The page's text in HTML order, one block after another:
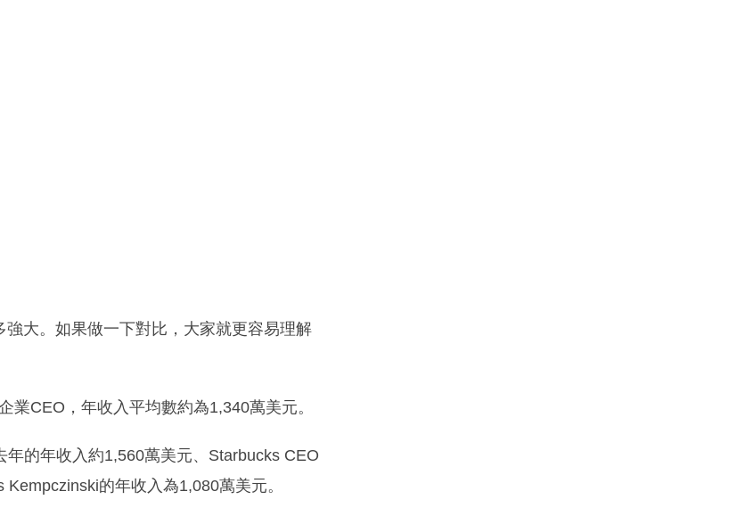
大。如果做一下對比，大家就更容易理解
CEO，年收入平均數約為1,340萬美元。
的年收入約1,560萬美元、Starbucks CEO
的年收入為1,080萬美元。